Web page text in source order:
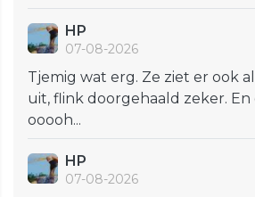
HP
07-08-2026
Tjemig wat erg. Ze ziet er ook
uit, flink doorgehaald zeker.
ooooh...
HP
07-08-2026